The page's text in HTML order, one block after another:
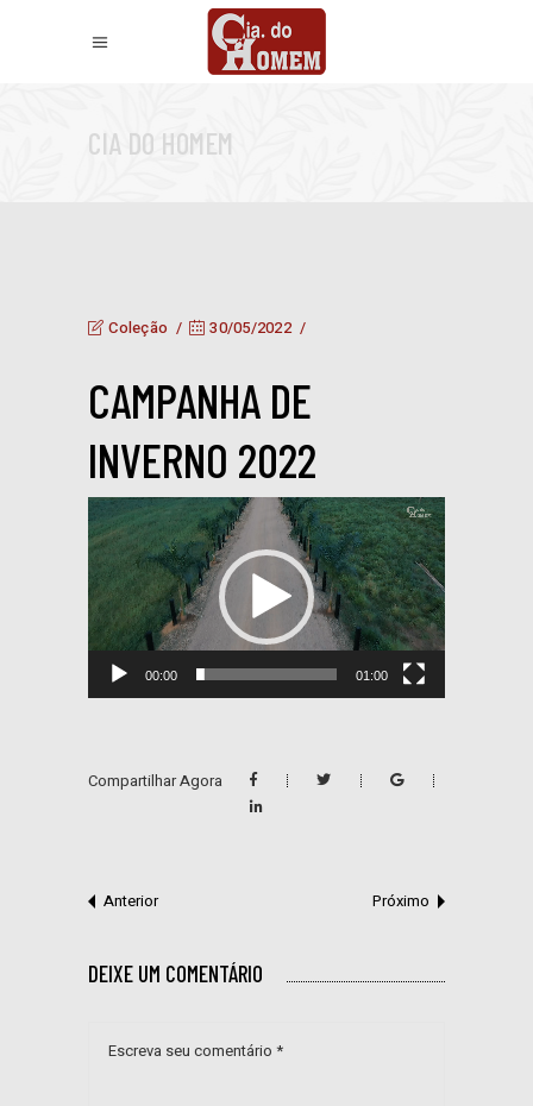
CIA DO HOMEM
Coleção
30/05/2022
CAMPANHA DE
INVERNO 2022
Tocador
de
vídeo
00:00 01:00
Compartilhar Agora
Anterior Próximo
DEIXE UM COMENTÁRIO